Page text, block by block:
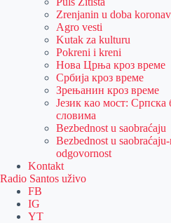
Zrenjanin u doba
Agro vesti
Kutak za kulturu
Pokreni i kreni
Нова Црња кроз време
Србија кроз време
Зрењанин кроз време
Језик као мост:
словима
Bezbednost u saobraćaju
Bezbednost u
odgovornost
Kontakt
Radio Santos uživo
FB
IG
YT